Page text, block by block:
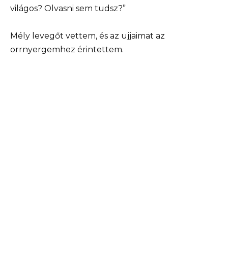
világos? Olvasni sem tudsz?”
Mély levegőt vettem, és az ujjaimat az
orrnyergemhez érintettem.